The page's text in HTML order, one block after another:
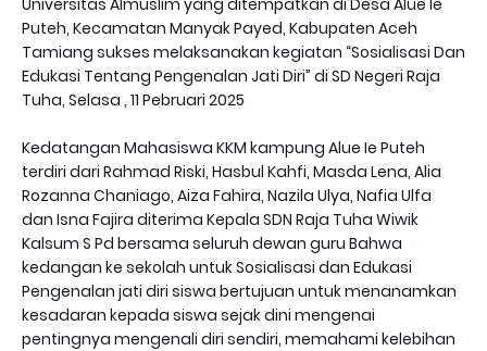
Universitas Almuslim yang ditempatkan di Desa Alue Ie
Puteh, Kecamatan Manyak Payed, Kabupaten Aceh
Tamiang sukses melaksanakan kegiatan “Sosialisasi Dan
Edukasi Tentang Pengenalan Jati Diri” di SD Negeri Raja
Tuha, Selasa , 11 Pebruari 2025
Kedatangan Mahasiswa KKM kampung Alue Ie Puteh
terdiri dari Rahmad Riski, Hasbul Kahfi, Masda Lena, Alia
Rozanna Chaniago, Aiza Fahira, Nazila Ulya, Nafia Ulfa
dan Isna Fajira diterima Kepala SDN Raja Tuha Wiwik
Kalsum S Pd bersama seluruh dewan guru Bahwa
kedangan ke sekolah untuk Sosialisasi dan Edukasi
Pengenalan jati diri siswa bertujuan untuk menanamkan
kesadaran kepada siswa sejak dini mengenai
pentingnya mengenali diri sendiri, memahami kelebihan